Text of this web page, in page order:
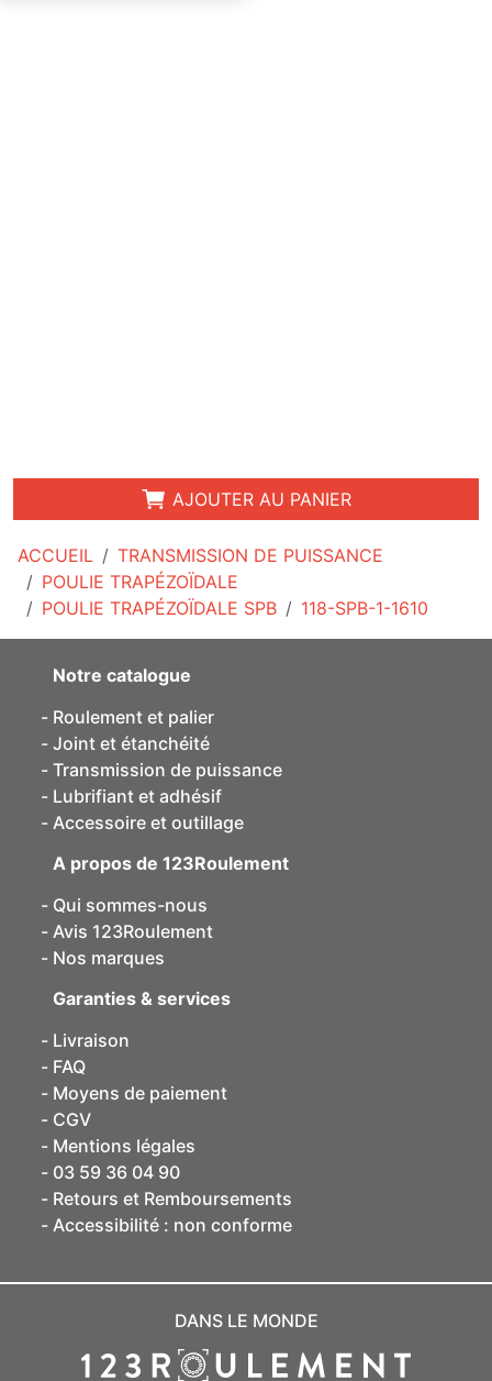
ACCUEIL
TRANSMISSION DE PUISSANCE
POULIE TRAPÉZOÏDALE
POULIE TRAPÉZOÏDALE SPB
118-SPB-1-1610
AJOUTER AU PANIER
Notre catalogue
Roulement et palier
Joint et étanchéité
Transmission de puissance
Lubrifiant et adhésif
Accessoire et outillage
A propos de 123Roulement
Qui sommes-nous
Avis 123Roulement
Nos marques
Garanties & services
Livraison
FAQ
Moyens de paiement
CGV
Mentions légales
03 59 36 04 90
Retours et Remboursements
Accessibilité : non conforme
DANS LE MONDE